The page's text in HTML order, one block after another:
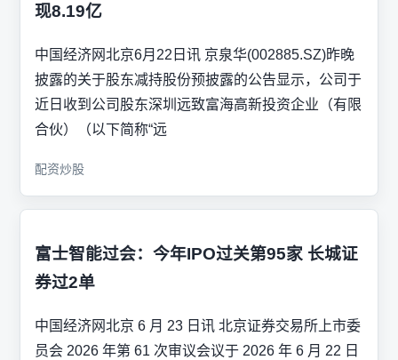
现8.19亿
中国经济网北京6月22日讯 京泉华(002885.SZ)昨晚
披露的关于股东减持股份预披露的公告显示，公司于
近日收到公司股东深圳远致富海高新投资企业（有限
合伙）（以下简称“远
配资炒股
富士智能过会：今年IPO过关第95家 长城证
券过2单
中国经济网北京 6 月 23 日讯 北京证券交易所上市委
员会 2026 年第 61 次审议会议于 2026 年 6 月 22 日